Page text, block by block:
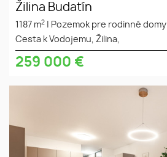
Žilina Budatín
1187 m2 Pozemok pre rodinné domy
Cesta k Vodojemu, Žilina,
259 000 €